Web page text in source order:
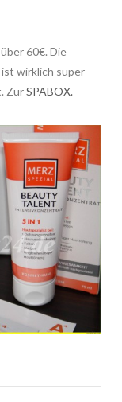
60€. Die
wirklich super
ZurSPABOX.